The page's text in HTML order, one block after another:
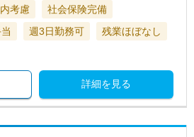
考慮
社会保険完備
週3日勤務可 残業ほぼなし
詳細を見る